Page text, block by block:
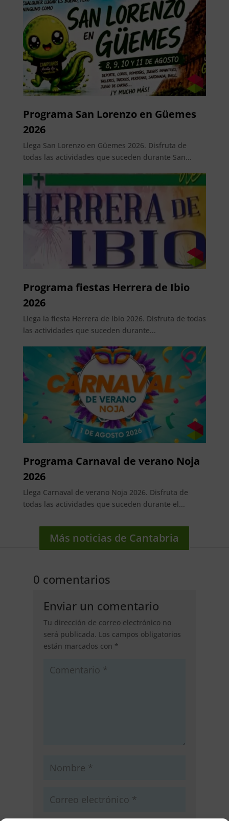
Programa San Lorenzo en Güemes
2026
Llega San Lorenzo en Güemes 2026. Disfruta de
todas las actividades que suceden durante San...
Programa fiestas Herrera de Ibio
2026
Llega la fiesta Herrera de Ibio 2026. Disfruta de todas
las actividades que suceden durante...
Programa Carnaval de verano Noja
2026
Llega Carnaval de verano Noja 2026. Disfruta de
todas las actividades que suceden durante el...
Más noticias de Cantabria
0 comentarios
Enviar un comentario
Tu dirección de correo electrónico no
será publicada. Los campos obligatorios
están marcados con *